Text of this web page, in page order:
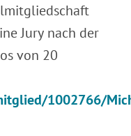
Jury nach der
von 20
1002766/